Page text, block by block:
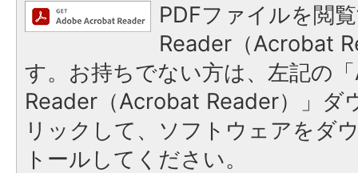
PDFファイルを閲
Reader（Acrobat
す。お持ちでない方は、左記の
Reader（Acrobat Reader）」ダ
リックして、ソフトウェアをダ
トールしてください。